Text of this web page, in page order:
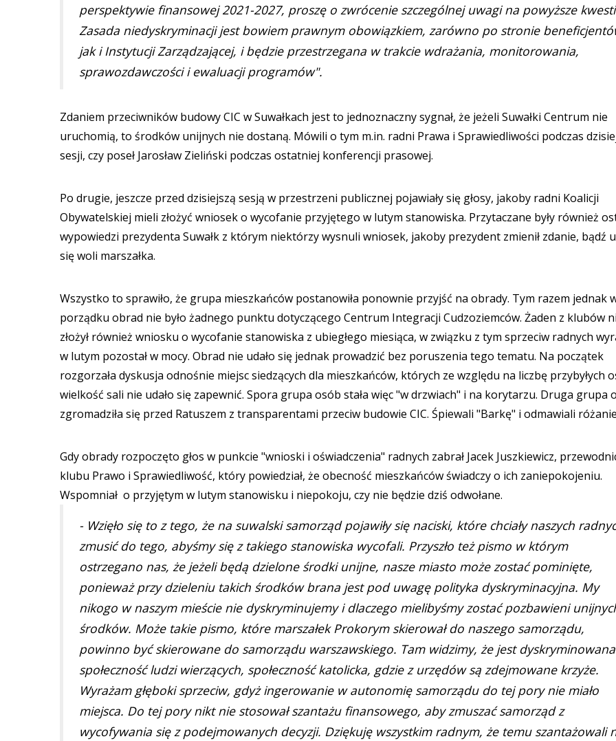
perspektywie finansowej 2021-2027, proszę o zwrócenie szczególnej uwagi na powyższe
Zasada niedyskryminacji jest bowiem prawnym obowiązkiem, zarówno po stronie
jak i Instytucji Zarządzającej, i będzie przestrzegana w trakcie wdrażania, monitorowania,
sprawozdawczości i ewaluacji programów".
Zdaniem przeciwników budowy CIC w Suwałkach jest to jednoznaczny sygnał, że jeżeli Suwałki Centrum nie
uruchomią, to środków unijnych nie dostaną. Mówili o tym m.in. radni Prawa i Sprawiedliwości podczas
sesji, czy poseł Jarosław Zieliński podczas ostatniej konferencji prasowej.
Po drugie, jeszcze przed dzisiejszą sesją w przestrzeni publicznej pojawiały się głosy, jakoby radni Koalicji
Obywatelskiej mieli złożyć wniosek o wycofanie przyjętego w lutym stanowiska. Przytaczane były również
wypowiedzi prezydenta Suwałk z którym niektórzy wysnuli wniosek, jakoby prezydent zmienił zdanie, bądź
się woli marszałka.
Wszystko to sprawiło, że grupa mieszkańców postanowiła ponownie przyjść na obrady. Tym razem jednak
porządku obrad nie było żadnego punktu dotyczącego Centrum Integracji Cudzoziemców. Żaden z klubów
złożył również wniosku o wycofanie stanowiska z ubiegłego miesiąca, w związku z tym sprzeciw radnych
w lutym pozostał w mocy. Obrad nie udało się jednak prowadzić bez poruszenia tego tematu. Na początek
rozgorzała dyskusja odnośnie miejsc siedzących dla mieszkańców, których ze względu na liczbę przybyłych
wielkość sali nie udało się zapewnić. Spora grupa osób stała więc "w drzwiach" i na korytarzu. Druga grupa
zgromadziła się przed Ratuszem z transparentami przeciw budowie CIC. Śpiewali "Barkę" i odmawiali
Gdy obrady rozpoczęto głos w punkcie "wnioski i oświadczenia" radnych zabrał Jacek Juszkiewicz,
klubu Prawo i Sprawiedliwość, który powiedział, że obecność mieszkańców świadczy o ich zaniepokojeniu.
Wspomniał o przyjętym w lutym stanowisku i niepokoju, czy nie będzie dziś odwołane.
- Wzięło się to z tego, że na suwalski samorząd pojawiły się naciski, które chciały naszych
zmusić do tego, abyśmy się z takiego stanowiska wycofali. Przyszło też pismo w którym
ostrzegano nas, że jeżeli będą dzielone środki unijne, nasze miasto może zostać pominięte,
ponieważ przy dzieleniu takich środków brana jest pod uwagę polityka dyskryminacyjna. My
nikogo w naszym mieście nie dyskryminujemy i dlaczego mielibyśmy zostać pozbawieni
środków. Może takie pismo, które marszałek Prokorym skierował do naszego samorządu,
powinno być skierowane do samorządu warszawskiego. Tam widzimy, że jest dyskryminowana
społeczność ludzi wierzących, społeczność katolicka, gdzie z urzędów są zdejmowane krzyże.
Wyrażam głęboki sprzeciw, gdyż ingerowanie w autonomię samorządu do tej pory nie miało
miejsca. Do tej pory nikt nie stosował szantażu finansowego, aby zmuszać samorząd z
wycofywania się z podejmowanych decyzji. Dziękuję wszystkim radnym, że temu szantażowali